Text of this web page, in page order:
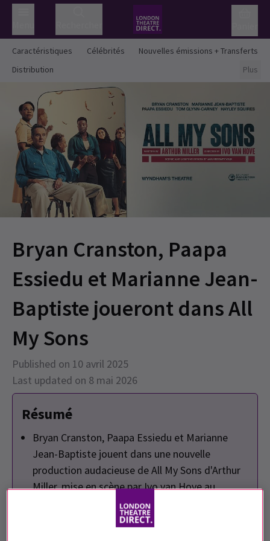
Caractéristiques Célébrités
Nouvelles émissions + Transferts
Distribution
Plus
Bryan Cranston, Paapa
Essiedu et Marianne Jean-
Baptiste joueront dans All
My Sons
Published on 10 avril 2025
Last updated on 8 mai 2026
Résumé
Bryan Cranston, Paapa Essiedu et Marianne
Jean-Baptiste jouent dans une nouvelle
production audacieuse de All My Sons d'Arthur
Miller, mise en scène par Ivo van Hove au
Wyndham's Theatre.
Cranston revient pour s’attaquer au rôle